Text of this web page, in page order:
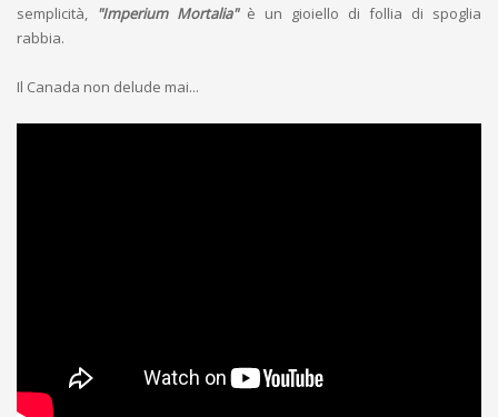
semplicità, "Imperium Mortalia"è un gioiello di follia di spoglia
rabbia.
Il Canada non delude mai...